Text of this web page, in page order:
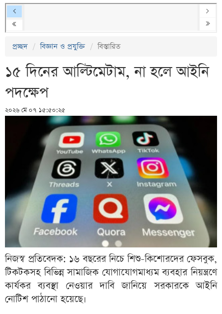
প্রচ্ছদ বিজ্ঞান ও প্রযুক্তি বিস্তারিত
১৫ দিনের আল্টিমেটাম, না হলে আইনি
পদক্ষেপ
২০২৬ মে ০৭ ১৫:৫০:২৫
নিজস্ব প্রতিবেদক: ১৬ বছরের নিচে শিশু-কিশোরদের ফেসবুক,
টিকটকসহ বিভিন্ন সামাজিক যোগাযোগমাধ্যম ব্যবহার নিয়ন্ত্রণে
কার্যকর ব্যবস্থা নেওয়ার দাবি জানিয়ে সরকারকে আইনি
নোটিশ পাঠানো হয়েছে।